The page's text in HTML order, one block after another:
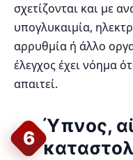
σχετίζονται και με
υπογλυκαιμία,
αρρυθμία ή άλλο
έλεγχος έχει νόημα
απαιτεί.
6
Ύπνος,